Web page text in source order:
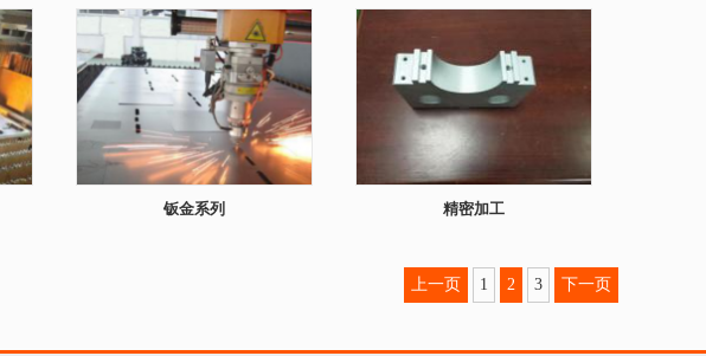
钣金系列 精密加工
上一页 1 2 3 下一页